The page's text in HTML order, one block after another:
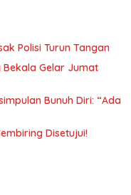
Polisi Turun Tangan
Bekala Gelar Jumat
Bunuh Diri: “Ada
Disetujui!